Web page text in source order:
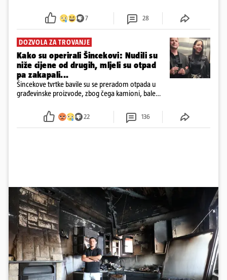
7 28
DOZVOLA ZA TROVANJE
Kako su operirali Šincekovi: Nudili su
niže cijene od drugih, mljeli su otpad
pa zakapali...
Šincekove tvrtke bavile su se preradom otpada u
građevinske proizvode, zbog čega kamioni, bale
22 136